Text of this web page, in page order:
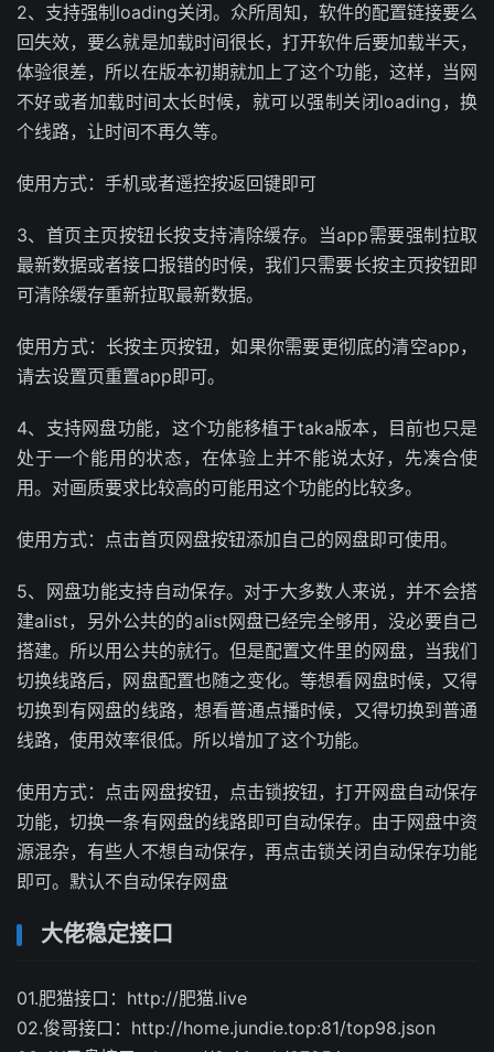
2、支持强制loading关闭。众所周知，软件的配置链接要么
回失效，要么就是加载时间很长，打开软件后要加载半天，
体验很差，所以在版本初期就加上了这个功能，这样，当网
不好或者加载时间太长时候，就可以强制关闭loading，换
个线路，让时间不再久等。
使用方式：手机或者遥控按返回键即可
3、首页主页按钮长按支持清除缓存。当app需要强制拉取
最新数据或者接口报错的时候，我们只需要长按主页按钮即
可清除缓存重新拉取最新数据。
使用方式：长按主页按钮，如果你需要更彻底的清空app，
请去设置页重置app即可。
4、支持网盘功能，这个功能移植于taka版本，目前也只是
处于一个能用的状态，在体验上并不能说太好，先凑合使
用。对画质要求比较高的可能用这个功能的比较多。
使用方式：点击首页网盘按钮添加自己的网盘即可使用。
5、网盘功能支持自动保存。对于大多数人来说，并不会搭
建alist，另外公共的的alist网盘已经完全够用，没必要自己
搭建。所以用公共的就行。但是配置文件里的网盘，当我们
切换线路后，网盘配置也随之变化。等想看网盘时候，又得
切换到有网盘的线路，想看普通点播时候，又得切换到普通
线路，使用效率很低。所以增加了这个功能。
使用方式：点击网盘按钮，点击锁按钮，打开网盘自动保存
功能，切换一条有网盘的线路即可自动保存。由于网盘中资
源混杂，有些人不想自动保存，再点击锁关闭自动保存功能
即可。默认不自动保存网盘
大佬稳定接口
01.肥猫接口：http://肥猫.live
02.俊哥接口：http://home.jundie.top:81/top98.json